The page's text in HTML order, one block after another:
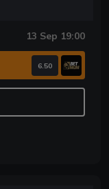
13 Sep 19:00
6.50